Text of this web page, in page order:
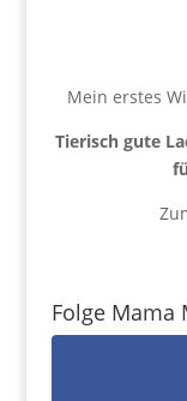
Mein erstes
Tierisch gute
Folge Mama